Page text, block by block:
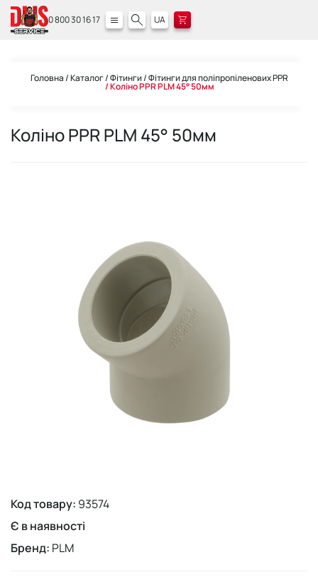
0 800 30 16 17 UA
Головна Каталог Фітинги Фітинги для поліпропіленових PPR
Коліно PPR PLM 45° 50мм
Коліно PPR PLM 45° 50мм
Код товару: 93574
Є в наявності
Бренд: PLM